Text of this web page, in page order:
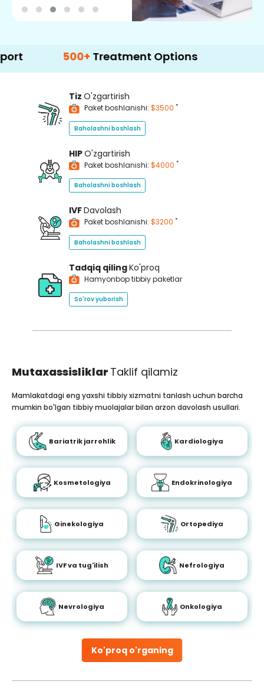
500+ Treatment Options
Tiz O'zgartirish
Paket boshlanishi: $3500 *
Baholashni boshlash
HIPO'zgartirish
Paket boshlanishi: $4000 *
Baholashni boshlash
IVFDavolash
Paket boshlanishi: $3200 *
Baholashni boshlash
Tadqiq qilingKo'proq
Hamyonbop tibbiy paketlar
So'rov yuborish
Mutaxassisliklar Taklif qilamiz
Ko'proq o'rganing
Mamlakatdagi eng yaxshi tibbiy xizmatni tanlash uchun barcha
mumkin bo'lgan tibbiy muolajalar bilan arzon davolash usullari.
Bariatrik jarrohlik Kardiologiya
Kosmetologiya Endokrinologiya
Ginekologiya Ortopediya
IVF va tug'ilish Nefrologiya
Nevrologiya Onkologiya